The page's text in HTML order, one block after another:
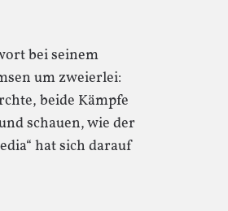
bei seinem
um zweierlei:
beide Kämpfe
schauen, wie der
hat sich darauf